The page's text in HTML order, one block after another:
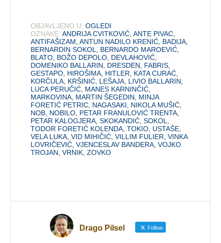
OBJAVLJENO U: OGLEDI
OZNAKE: ANDRIJA CVITKOVIĆ ,ANTE PIVAC
ANTIFAŠIZAM ,ANTUN NADILO KRENIĆ BADIJA
BERNARDIN SOKOL
BERNARDO MAROEVIĆ
BLATO BOŽO DEPOLO DEVLAHOVIĆ
DOMENIKO BALLARIN
DRESDEN FABRIS
GESTAPO HIROŠIMA HITLER KATA CURAĆ
KORČULA KRŠINIĆ LEŠAJA LIVIO BALLARIN
LUCA PERUČIĆ MANES KARNINČIĆ
MARKOVINA MARTIN ŠEGEDIN
MINJA
FORETIĆ PETRIC NAGASAKI NIKOLA MUŠIĆ
NOB NOBILO PETAR FRANULOVIĆ TRENTA
PETAR KALOGJERA ,SKOKANDIĆ ,SOKOL
TODOR FORETIĆ KOLENDA ,TOKIO USTAŠE
VELA LUKA ,VID MIHIČIĆ ,VILLIM FULIER ,VINKA
LOVRIČEVIĆ ,VJENCESLAV BANDERA ,VOJKO
TROJAN ,VRNIK ,ZOVKO
Drago Pilsel Follow